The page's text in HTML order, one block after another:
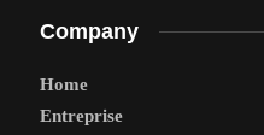
Company
Home
Entreprise